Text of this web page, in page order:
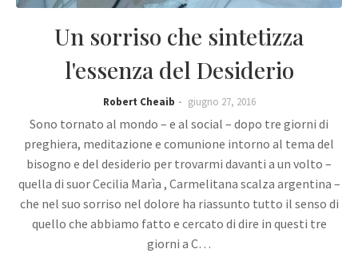
Un sorriso che sintetizza
l'essenza del Desiderio
Robert Cheaib giugno 27, 2016
Sono tornato al mondo – e al social – dopo tre giorni di
preghiera, meditazione e comunione intorno al tema del
bisogno e del desiderio per trovarmi davanti a un volto –
quella di suor Cecilia Marìa , Carmelitana scalza argentina –
che nel suo sorriso nel dolore ha riassunto tutto il senso di
quello che abbiamo fatto e cercato di dire in questi tre
giorni a C…